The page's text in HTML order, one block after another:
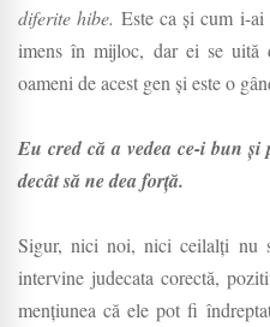
diferite hibe. Este ca și cum i-
imens în mijloc, dar ei se uită
oameni de acest gen și este o
Eu cred că a vedea ce-i bun
decât să ne dea forță.
Sigur, nici noi, nici ceilalți nu
intervine judecata corectă,
mențiunea că ele pot fi